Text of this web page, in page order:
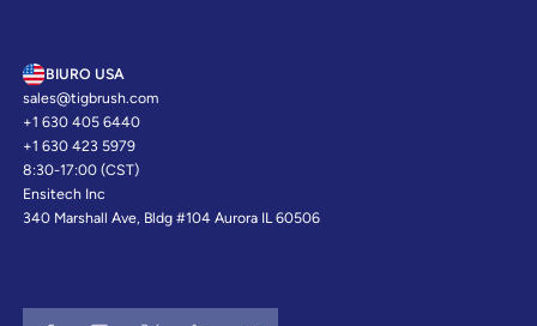
BIURO USA
sales@tigbrush.com
+1 630 405 6440
+1 630 423 5979
8:30-17:00 (CST)
Ensitech Inc
340 Marshall Ave, Bldg #104 Aurora IL 60506